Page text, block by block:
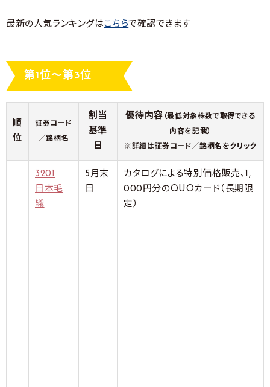
最新の人気ランキングはこちら で確認できます
第1位～第3位
順
位
証券コード
／銘柄名
割当
基準
日
優待内容 （最低対象株数で取得できる
内容を記載）
※詳細は証券コード／銘柄名をクリック
3201
日本毛
織
5月末
日
カタログによる特別価格販売、1,
000円分のQUOカード（長期限
定）